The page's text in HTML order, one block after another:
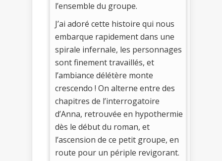
l’ensemble du groupe.
J’ai adoré cette histoire qui nous
embarque rapidement dans une
spirale infernale, les personnages
sont finement travaillés, et
l’ambiance délétère monte
crescendo ! On alterne entre des
chapitres de l’interrogatoire
d’Anna, retrouvée en hypothermie
dès le début du roman, et
l’ascension de ce petit groupe, en
route pour un périple revigorant.